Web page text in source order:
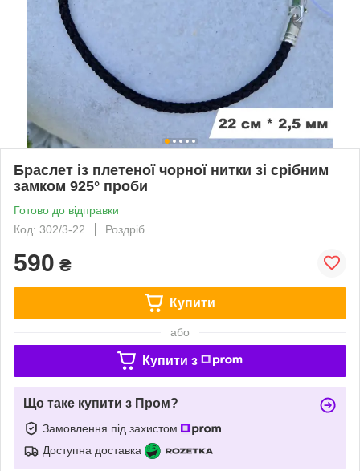
Браслет із плетеної чорної нитки зі срібним
замком 925° проби
Готово до відправки
Код: 302/3-22
Роздріб
590 ₴
Купити
або
Купити з
Що таке купити з Пром?
Замовлення під захистом
Доступна доставка